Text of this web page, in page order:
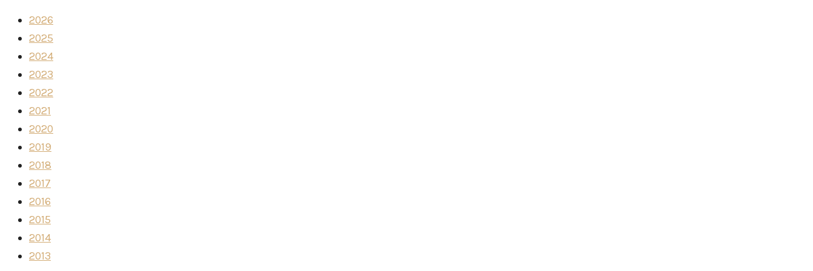
2026
2025
2024
2023
2022
2021
2020
2019
2018
2017
2016
2015
2014
2013